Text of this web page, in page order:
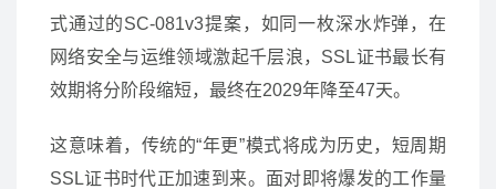
式通过的SC-081v3提案，如同一枚深水炸弹，在
网络安全与运维领域激起千层浪，SSL证书最长有
效期将分阶段缩短，最终在2029年降至47天。
这意味着，传统的“年更”模式将成为历史，短周期
SSL证书时代正加速到来。面对即将爆发的工作量